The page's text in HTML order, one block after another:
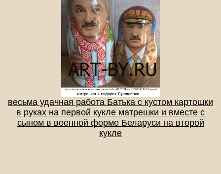
весьма удачная работа Батька с кустом картошки
в руках на первой кукле матрешки и вместе с
сыном в военной форме Беларуси на второй
кукле